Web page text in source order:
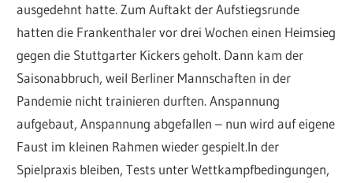
ausgedehnt hatte. Zum Auftakt der Aufstiegsrunde
hatten die Frankenthaler vor drei Wochen einen Heimsieg
gegen die Stuttgarter Kickers geholt. Dann kam der
Saisonabbruch, weil Berliner Mannschaften in der
Pandemie nicht trainieren durften. Anspannung
aufgebaut, Anspannung abgefallen – nun wird auf eigene
Faust im kleinen Rahmen wieder gespielt.In der
Spielpraxis bleiben, Tests unter Wettkampfbedingungen,